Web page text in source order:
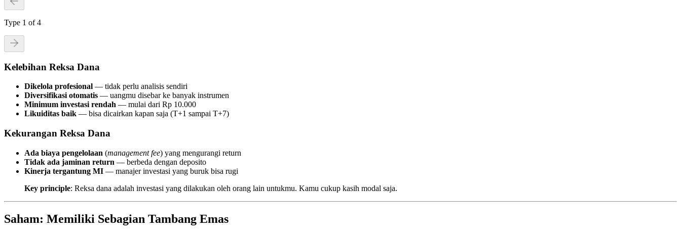
Type 1 of4
Kelebihan Reksa Dana
Dikelola profesional — tidak perlu analisis sendiri
Diversifikasi otomatis — uangmu disebar ke banyak instrumen
Minimum investasi rendah — mulai dari Rp 10.000
Likuiditas baik — bisa dicairkan kapan saja (T+1 sampai T+7)
Kekurangan Reksa Dana
Ada biaya pengelolaan (management fee) yang mengurangi return
Tidak ada jaminan return — berbeda dengan deposito
Kinerja tergantung MI — manajer investasi yang buruk bisa rugi
Key principle: Reksa dana adalah investasi yang dilakukan oleh orang lain untukmu. Kamu cukup kasih modal saja.
Saham: Memiliki Sebagian Tambang Emas